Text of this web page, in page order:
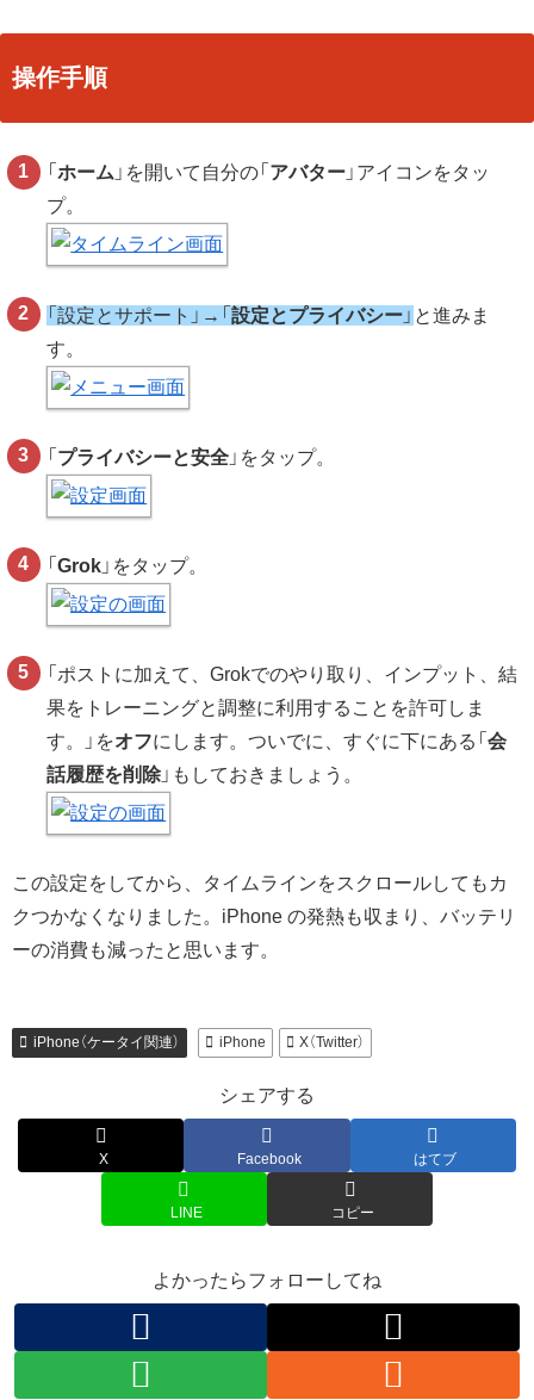
操作手順
「ホーム 」を開いて自分の「 アバター 」アイコンをタッ
プ。
「設定とサポート」→「設定とプライバシー 」 と進みま
す。
「 プライバシーと安全 」をタップ。
「Grok 」をタップ。
「ポストに加えて、Grokでのやり取り、インプット、結
果をトレーニングと調整に利用することを許可しま
す。」をオフにします。ついでに、すぐに下にある「会
話履歴を削除」もしておきましょう。
この設定をしてから、タイムラインをスクロールしてもカ
クつかなくなりました。iPhone の発熱も収まり、バッテリ
ーの消費も減ったと思います。
iPhone（ケータイ関連） iPhone X（Twitter）
シェアする
X Facebook はてブ
LINE コピー
よかったらフォローしてね